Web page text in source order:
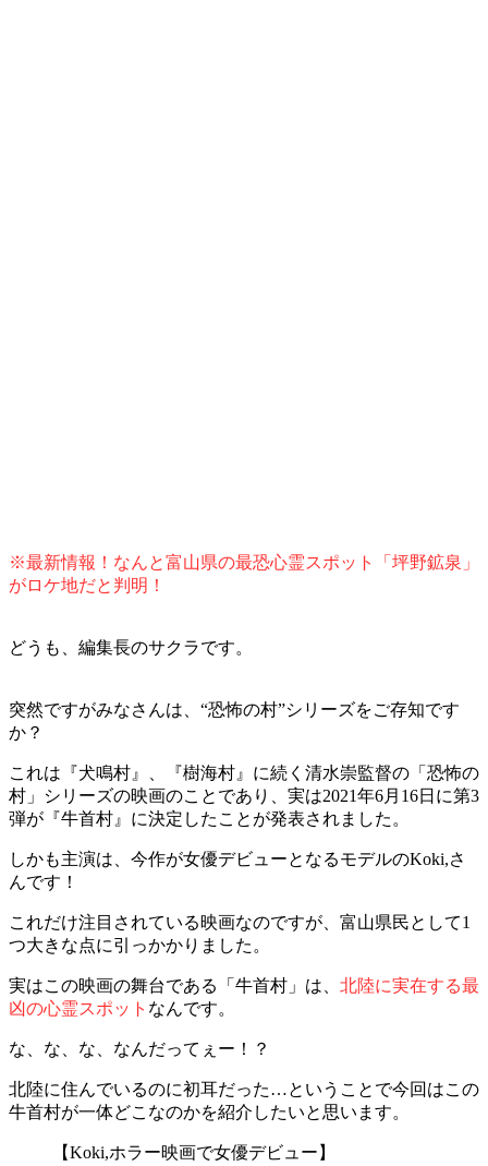
※最新情報！なんと富山県の最恐心霊スポット「坪野鉱泉」
がロケ地だと判明！
どうも、編集長のサクラです。
突然ですがみなさんは、“恐怖の村”シリーズをご存知です
か？
これは『犬鳴村』、『樹海村』に続く清水崇監督の「恐怖の
村」シリーズの映画のことであり、実は2021年6月16日に第3
弾が『牛首村』に決定したことが発表されました。
しかも主演は、今作が女優デビューとなるモデルのKoki,さ
んです！
これだけ注目されている映画なのですが、富山県民として1
つ大きな点に引っかかりました。
実はこの映画の舞台である「牛首村」は、 北陸に実在する最
凶の心霊スポット なんです。
な、な、な、なんだってぇー！？
北陸に住んでいるのに初耳だった…ということで今回はこの
牛首村が一体どこなのかを紹介したいと思います。
【Koki,ホラー映画で女優デビュー】